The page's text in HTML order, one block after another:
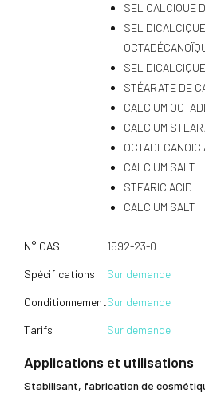
SEL CALCIQUE
SEL
SEL
STÉARATE DE
CALCIUM
CALCIUM
OCTADECANOIC
CALCIUM SALT
STEARIC ACID
CALCIUM SALT
N° CAS 1592-23-0
Spécifications Sur demande
ConditionnementSur demande
Tarifs Sur demande
Applications et utilisations
Stabilisant, fabrication de